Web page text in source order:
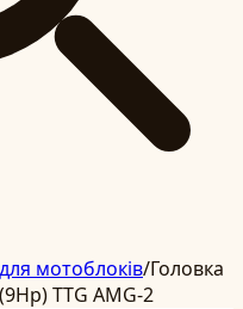
мотоблоків/Головка
TTG AMG-2